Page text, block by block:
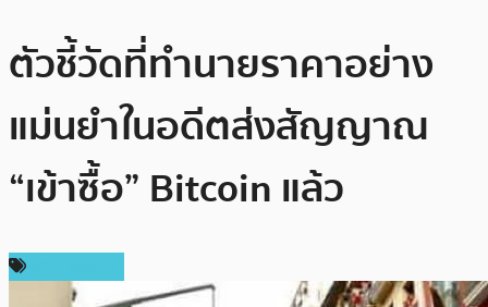
ตัวชี้วัดที่ทำนายราคาอย่าง
แม่นยำในอดีตส่งสัญญาณ
“เข้าซื้อ” Bitcoin แล้ว